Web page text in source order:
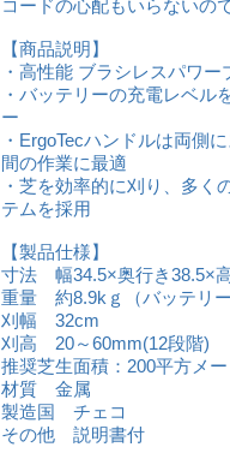
コードの心配もいらないの
【商品説明】
・高性能 ブラシレスパワー
・バッテリーの充電レベル
ー
・ErgoTecハンドルは両側
間の作業に最適
・芝を効率的に刈り、多く
テムを採用
【製品仕様】
寸法 幅34.5×奥行き38.5×高
重量 約8.9kｇ（バッテリー
刈幅 32cm
刈高 20～60mm(12段階)
推奨芝生面積：200平方メ
材質 金属
製造国 チェコ
その他 説明書付